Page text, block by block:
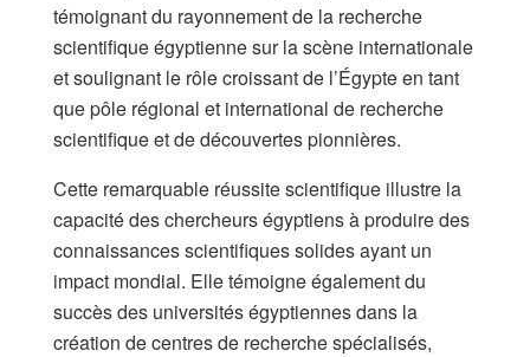
témoignant du rayonnement de la recherche
scientifique égyptienne sur la scène internationale
et soulignant le rôle croissant de l’Égypte en tant
que pôle régional et international de recherche
scientifique et de découvertes pionnières.
Cette remarquable réussite scientifique illustre la
capacité des chercheurs égyptiens à produire des
connaissances scientifiques solides ayant un
impact mondial. Elle témoigne également du
succès des universités égyptiennes dans la
création de centres de recherche spécialisés,